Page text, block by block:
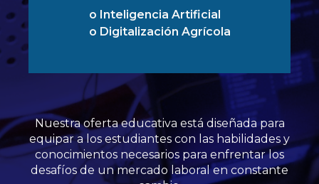
o Inteligencia Artificial
o Digitalización Agrícola
Nuestra oferta educativa está diseñada para
equipar a los estudiantes con las habilidades y
conocimientos necesarios para enfrentar los
desafíos de un mercado laboral en constante